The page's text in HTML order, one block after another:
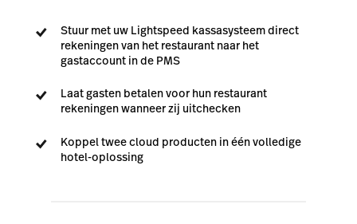
Stuur met uw Lightspeed kassasysteem direct
rekeningen van het restaurant naar het
gastaccount in de PMS
Laat gasten betalen voor hun restaurant
rekeningen wanneer zij uitchecken
Koppel twee cloud producten in één volledige
hotel-oplossing